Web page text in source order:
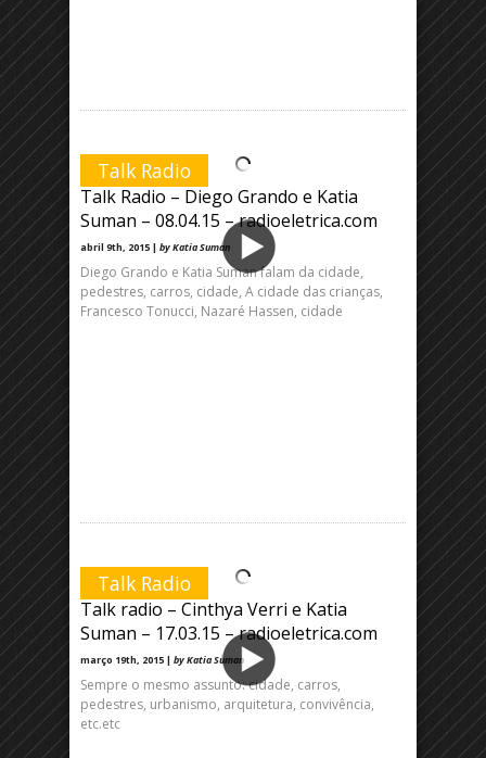
Talk Radio
Talk Radio – Diego Grando e Katia
Suman – 08.04.15 – radioeletrica.com
abril 9th, 2015 | by Katia Suman
Diego Grando e Katia Suman falam da cidade,
pedestres, carros, cidade, A cidade das crianças,
Francesco Tonucci, Nazaré Hassen, cidade
Talk Radio
Talk radio – Cinthya Verri e Katia
Suman – 17.03.15 – radioeletrica.com
março 19th, 2015 | by Katia Suman
Sempre o mesmo assunto: cidade, carros,
pedestres, urbanismo, arquitetura, convivência,
etc.etc